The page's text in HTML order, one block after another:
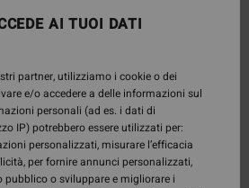
AI TUOI DATI
partner, utilizziamo i cookie o dei
e/o accedere a delle informazioni sul
personali (ad es. i dati di
IP) potrebbero essere utilizzati per:
personalizzati, misurare l’efficacia
per fornire annunci personalizzati,
o sviluppare e migliorare i